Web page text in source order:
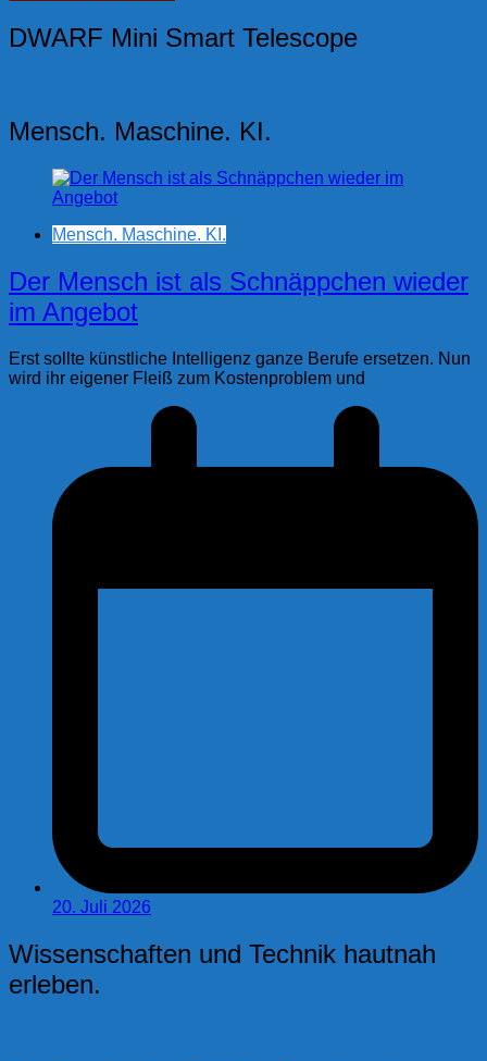
DWARF Mini Smart Telescope
Mensch. Maschine. KI.
Mensch. Maschine. KI.
Der Mensch ist als Schnäppchen wieder
im Angebot
Erst sollte künstliche Intelligenz ganze Berufe ersetzen. Nun
wird ihr eigener Fleiß zum Kostenproblem und
20. Juli 2026
Wissenschaften und Technik hautnah
erleben.